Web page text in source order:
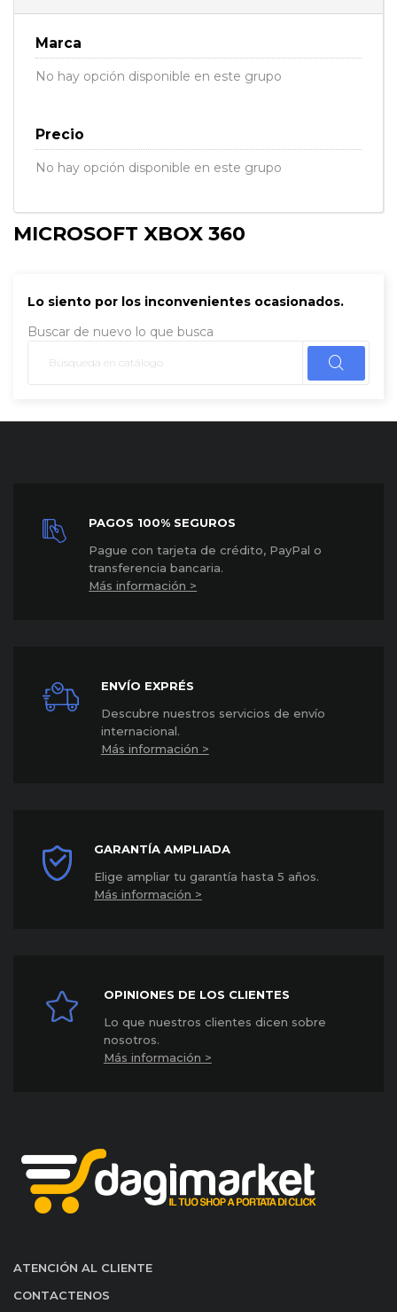
Marca
No hay opción disponible en este grupo
Precio
No hay opción disponible en este grupo
MICROSOFT XBOX 360
Lo siento por los inconvenientes ocasionados.
Buscar de nuevo lo que busca
PAGOS 100% SEGUROS
Pague con tarjeta de crédito, PayPal o
transferencia bancaria.
Más información >
ENVÍO EXPRÉS
Descubre nuestros servicios de envío
internacional.
Más información >
GARANTÍA AMPLIADA
Elige ampliar tu garantía hasta 5 años.
Más información >
OPINIONES DE LOS CLIENTES
Lo que nuestros clientes dicen sobre
nosotros.
Más información >
ATENCIÓN AL CLIENTE
CONTACTENOS